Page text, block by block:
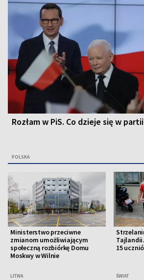
Rozłam w PiS. Co dzieje się w
POLSKA
Ministerstwo przeciwne
zmianom umożliwiającym
społeczną rozbiórkę Domu
Moskwy w Wilnie
LITWA
15
ŚWIAT